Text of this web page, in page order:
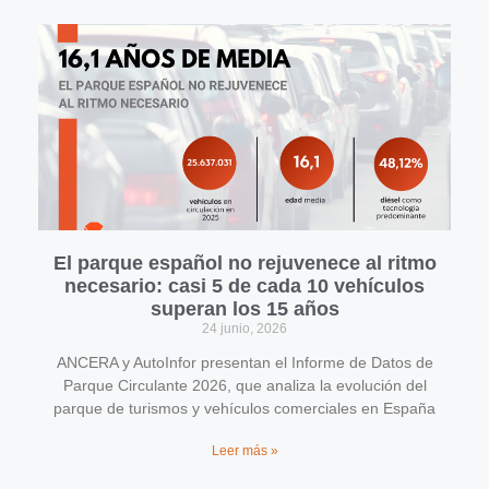
El parque español no rejuvenece al ritmo
necesario: casi 5 de cada 10 vehículos
superan los 15 años
24 junio, 2026
ANCERA y AutoInfor presentan el Informe de Datos de
Parque Circulante 2026, que analiza la evolución del
parque de turismos y vehículos comerciales en España
Leer más »